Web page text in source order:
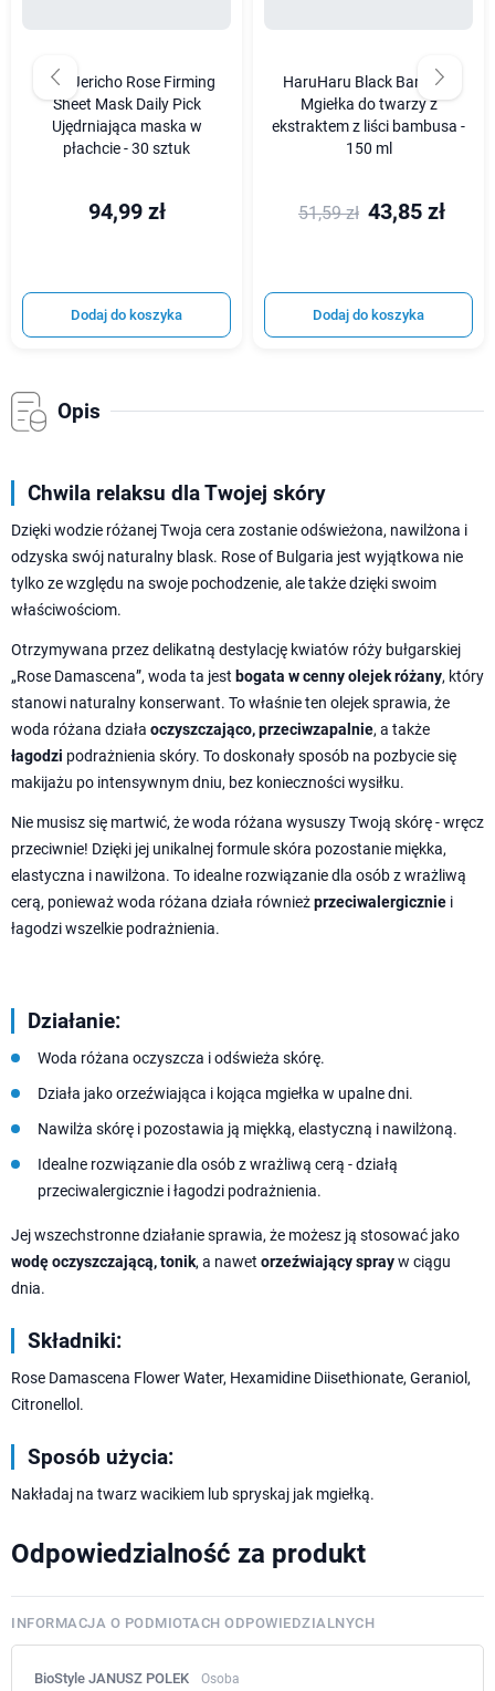
Abib Jericho Rose Firming
Sheet Mask Daily Pick
Ujędrniająca maska w
płachcie - 30 sztuk
94,99 zł
Dodaj do koszyka
HaruHaru Black Bamboo
Mgiełka do twarzy z
ekstraktem z liści bambusa -
150 ml
51,59 zł 43,85 zł
Dodaj do koszyka
Opis
Chwila relaksu dla Twojej skóry
Dzięki wodzie różanej Twoja cera zostanie odświeżona, nawilżona i
odzyska swój naturalny blask. Rose of Bulgaria jest wyjątkowa nie
tylko ze względu na swoje pochodzenie, ale także dzięki swoim
właściwościom.
Otrzymywana przez delikatną destylację kwiatów róży bułgarskiej
„Rose Damascena”, woda ta jest bogata w cenny olejek różany, który
stanowi naturalny konserwant. To właśnie ten olejek sprawia, że
woda różana działa oczyszczająco, przeciwzapalnie, a także
łagodzi podrażnienia skóry. To doskonały sposób na pozbycie się
makijażu po intensywnym dniu, bez konieczności wysiłku.
Nie musisz się martwić, że woda różana wysuszy Twoją skórę - wręcz
przeciwnie! Dzięki jej unikalnej formule skóra pozostanie miękka,
elastyczna i nawilżona. To idealne rozwiązanie dla osób z wrażliwą
cerą, ponieważ woda różana działa równieżprzeciwalergicznie i
łagodzi wszelkie podrażnienia.
Działanie:
Woda różana oczyszcza i odświeża skórę.
Działa jako orzeźwiająca i kojąca mgiełka w upalne dni.
Nawilża skórę i pozostawia ją miękką, elastyczną i nawilżoną.
Idealne rozwiązanie dla osób z wrażliwą cerą - działą
przeciwalergicznie i łagodzi podrażnienia.
Jej wszechstronne działanie sprawia, że możesz ją stosować jako
wodę oczyszczającą, tonik, a nawet orzeźwiający sprayw ciągu
dnia.
Składniki:
Rose Damascena Flower Water, Hexamidine Diisethionate, Geraniol,
Citronellol.
Sposób użycia:
Nakładaj na twarz wacikiem lub spryskaj jak mgiełką.
Odpowiedzialność za produkt
INFORMACJA O PODMIOTACH ODPOWIEDZIALNYCH
BioStyle JANUSZ POLEK Osoba